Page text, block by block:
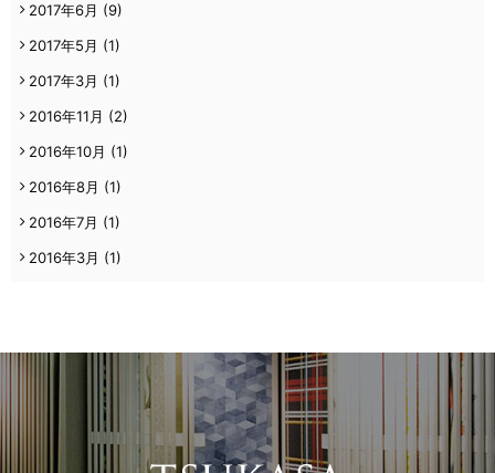
2017年6月 (9)
2017年5月 (1)
2017年3月 (1)
2016年11月 (2)
2016年10月 (1)
2016年8月 (1)
2016年7月 (1)
2016年3月 (1)